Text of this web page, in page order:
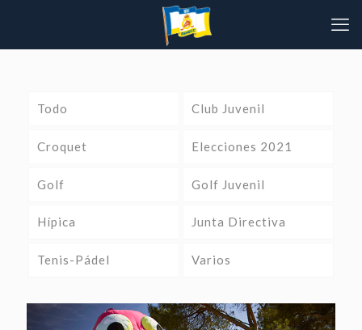
Todo Club Juvenil
Croquet Elecciones 2021
Golf Golf Juvenil
Hípica Junta Directiva
Tenis-Pádel Varios